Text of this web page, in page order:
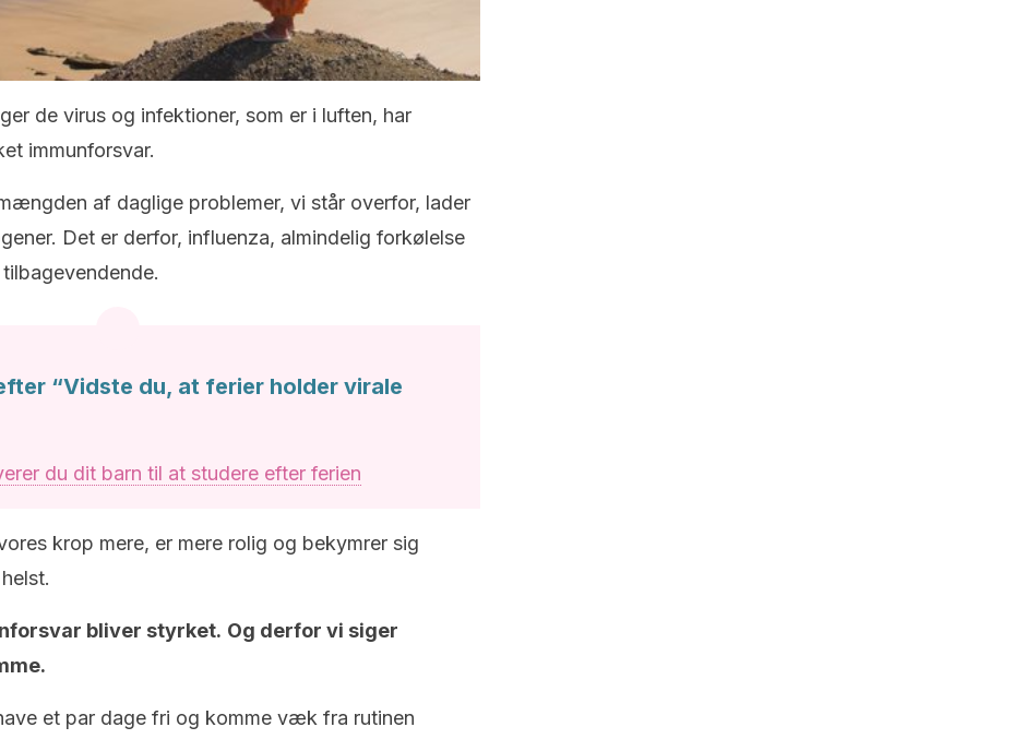
de virus og infektioner, som er i luften, har
immunforsvar.
af daglige problemer, vi står overfor, lader
Det er derfor, influenza, almindelig forkølelse
“Vidste du, at ferier holder virale
du dit barn til at studere efter ferien
krop mere, er mere rolig og bekymrer sig
bliver styrket. Og derfor vi siger
et par dage fri og komme væk fra rutinen